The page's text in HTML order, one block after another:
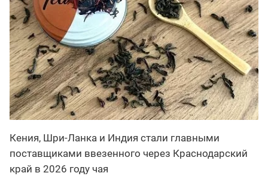
Кения, Шри-Ланка и Индия стали главными
поставщиками ввезенного через Краснодарский
край в 2026 году чая